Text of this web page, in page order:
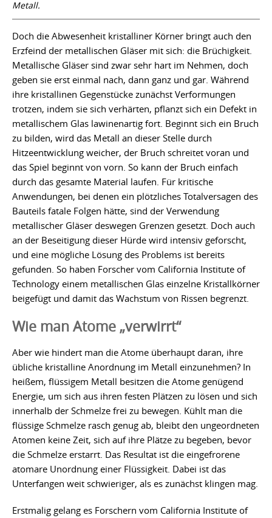
Metall.
Doch die Abwesenheit kristalliner Körner bringt auch den
Erzfeind der metallischen Gläser mit sich: die Brüchigkeit.
Metallische Gläser sind zwar sehr hart im Nehmen, doch
geben sie erst einmal nach, dann ganz und gar. Während
ihre kristallinen Gegenstücke zunächst Verformungen
trotzen, indem sie sich verhärten, pflanzt sich ein Defekt in
metallischem Glas lawinenartig fort. Beginnt sich ein Bruch
zu bilden, wird das Metall an dieser Stelle durch
Hitzeentwicklung weicher, der Bruch schreitet voran und
das Spiel beginnt von vorn. So kann der Bruch einfach
durch das gesamte Material laufen. Für kritische
Anwendungen, bei denen ein plötzliches Totalversagen des
Bauteils fatale Folgen hätte, sind der Verwendung
metallischer Gläser deswegen Grenzen gesetzt. Doch auch
an der Beseitigung dieser Hürde wird intensiv geforscht,
und eine mögliche Lösung des Problems ist bereits
gefunden. So haben Forscher vom California Institute of
Technology einem metallischen Glas einzelne Kristallkörner
beigefügt und damit das Wachstum von Rissen begrenzt.
Wie man Atome „verwirrt“
Aber wie hindert man die Atome überhaupt daran, ihre
übliche kristalline Anordnung im Metall einzunehmen? In
heißem, flüssigem Metall besitzen die Atome genügend
Energie, um sich aus ihren festen Plätzen zu lösen und sich
innerhalb der Schmelze frei zu bewegen. Kühlt man die
flüssige Schmelze rasch genug ab, bleibt den ungeordneten
Atomen keine Zeit, sich auf ihre Plätze zu begeben, bevor
die Schmelze erstarrt. Das Resultat ist die eingefrorene
atomare Unordnung einer Flüssigkeit. Dabei ist das
Unterfangen weit schwieriger, als es zunächst klingen mag.
Erstmalig gelang es Forschern vom California Institute of